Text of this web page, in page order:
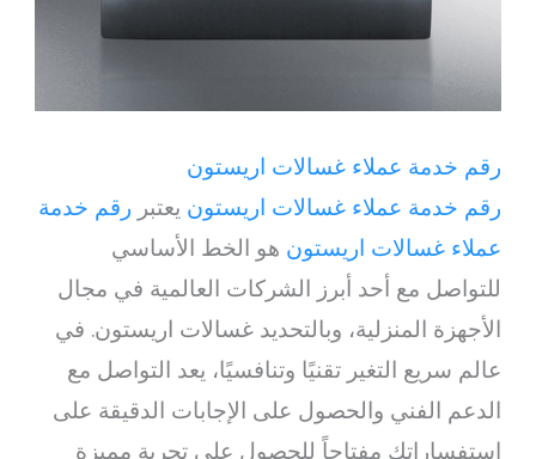
رقم خدمة عملاء غسالات اريستون
رقم خدمة عملاء غسالات اريستون يعتبر رقم خدمة
عملاء غسالات اريستون هو الخط الأساسي
للتواصل مع أحد أبرز الشركات العالمية في مجال
الأجهزة المنزلية، وبالتحديد غسالات اريستون. في
عالم سريع التغير تقنيًا وتنافسيًا، يعد التواصل مع
الدعم الفني والحصول على الإجابات الدقيقة على
استفساراتك مفتاحاً للحصول على تجربة مميزة